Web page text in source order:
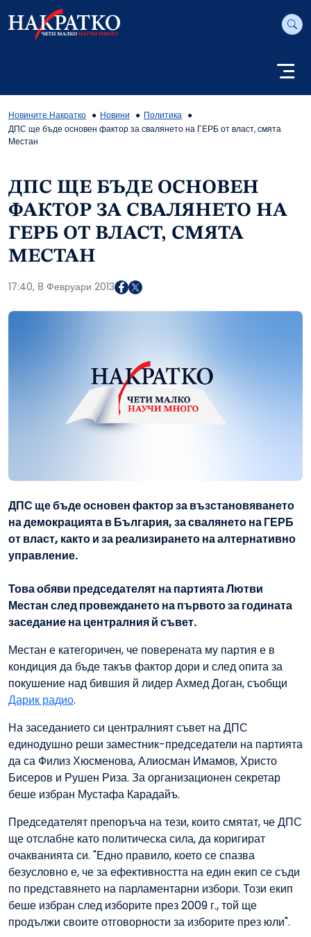
Новините Накратко Новини
Политика
ДПС ще бъде основен фактор за свалянето на ГЕРБ от власт, смята
Местан
ДПС ЩЕ БЪДЕ ОСНОВЕН
ФАКТОР ЗА СВАЛЯНЕТО НА
ГЕРБ ОТ ВЛАСТ, СМЯТА
МЕСТАН
17:40, 8 Февруари 2013
ДПС ще бъде основен фактор за възстановяването
на демокрацията в България, за свалянето на ГЕРБ
от власт, както и за реализирането на алтернативно
управление.
Това обяви председателят на партията Лютви
Местан след провеждането на първото за годината
заседание на централния й съвет.
Местан е категоричен, че поверената му партия е в
кондиция да бъде такъв фактор дори и след опита за
покушение над бившия й лидер Ахмед Доган, съобщи
Дарик радио.
На заседанието си централният съвет на ДПС
единодушно реши заместник-председатели на партията
да са Филиз Хюсменова, Алиосман Имамов, Христо
Бисеров и Рушен Риза. За организационен секретар
беше избран Мустафа Карадайъ.
Председателят препоръча на тези, които смятат, че ДПС
ще отслабне като политическа сила, да коригират
очакванията си. "Едно правило, което се спазва
безусловно е, че за ефективността на един екип се съди
по представянето на парламентарни избори. Този екип
беше избран след изборите през 2009 г., той ще
продължи своите отговорности за изборите през юли".